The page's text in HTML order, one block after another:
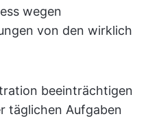
wegen
von den wirklich
beeinträchtigen
täglichen Aufgaben